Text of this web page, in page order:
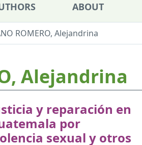
ABOUT
ROMERO, Alejandrina
Alejandrina
y reparación en
por
sexual y otros